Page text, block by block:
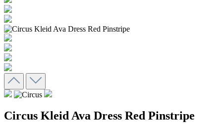
Circus Kleid Ava Dress Red Pinstripe